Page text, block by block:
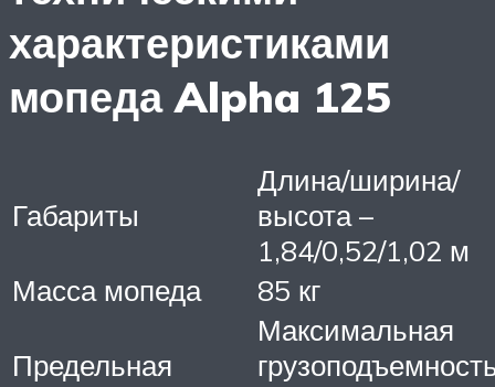
характеристиками
мопеда Alpha 125
Габариты
Длина/ширина/
высота –
1,84/0,52/1,02 м
Масса мопеда
85 кг
Предельная
Максимальная